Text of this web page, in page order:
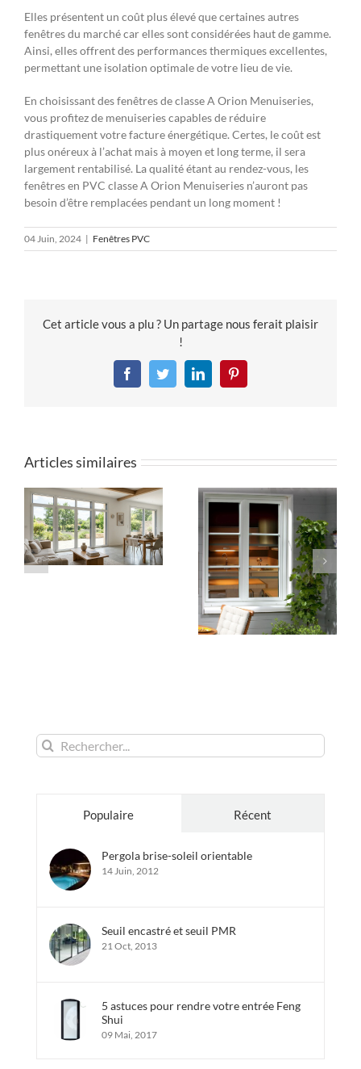
Elles présentent un coût plus élevé que certaines autres
fenêtres du marché car elles sont considérées haut de gamme.
Ainsi, elles offrent des performances thermiques excellentes,
permettant une isolation optimale de votre lieu de vie.
En choisissant des fenêtres de classe A Orion Menuiseries,
vous profitez de menuiseries capables de réduire
drastiquement votre facture énergétique. Certes, le coût est
plus onéreux à l’achat mais à moyen et long terme, il sera
largement rentabilisé. La qualité étant au rendez-vous, les
fenêtres en PVC classe A Orion Menuiseries n’auront pas
besoin d’être remplacées pendant un long moment !
04 Juin, 2024 | Fenêtres PVC
Cet article vous a plu ? Un partage nous ferait plaisir
!
FacebookTwitterLinkedInPinterest
Articles similaires
Rechercher:
Populaire Récent
Pergola brise-soleil orientable
14 Juin, 2012
Seuil encastré et seuil PMR
21 Oct, 2013
5 astuces pour rendre votre entrée Feng
Shui
09 Mai, 2017